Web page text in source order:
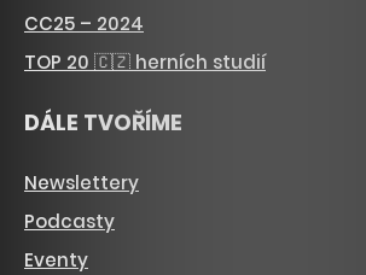
CC25 – 2024
TOP 20 🇨🇿 herních studií
DÁLE TVOŘÍME
Newslettery
Podcasty
Eventy